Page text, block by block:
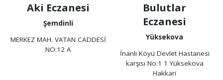
Aki Eczanesi
Şemdinli
MERKEZ MAH. VATAN CADDESİ
NO:12 A
Bulutlar
Eczanesi
Yüksekova
İnanlı Köyü Devlet Hastanesi
karşısı No:1 1 Yüksekova
Hakkari